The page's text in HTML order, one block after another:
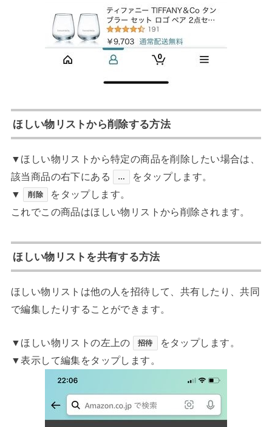
ほしい物リストから削除する方法
▼ほしい物リストから特定の商品を削除したい場合は、
該当商品の右下にある
…
をタップします。
▼
削除
をタップします。
これでこの商品はほしい物リストから削除されます。
ほしい物リストを共有する方法
ほしい物リストは他の人を招待して、共有したり、共同
で編集したりすることができます。
▼ほしい物リストの左上の 招待
をタップします。
▼表示して編集をタップします。